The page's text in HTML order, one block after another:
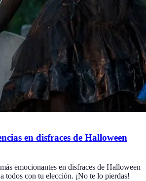
en disfraces de Halloween
emocionantes en disfraces de Halloween
todos con tu elección. ¡No te lo pierdas!